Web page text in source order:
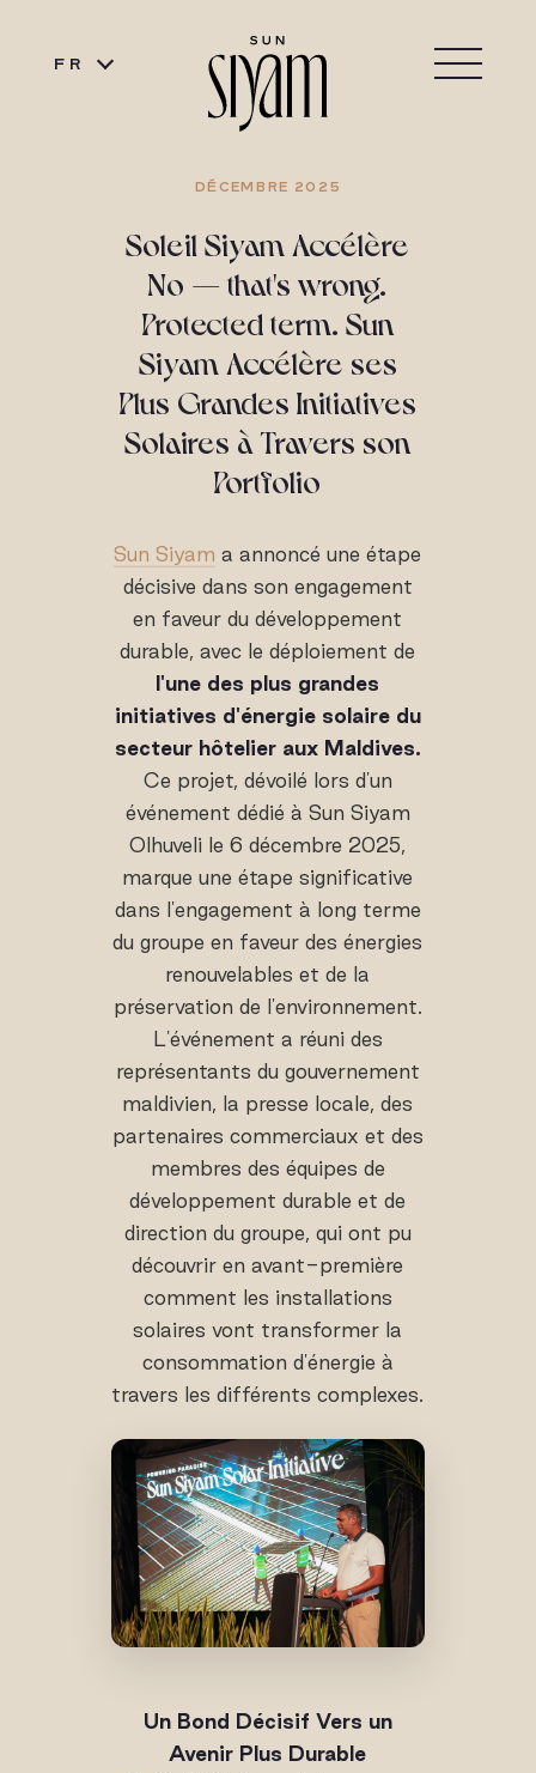
FR
DÉCEMBRE 2025
Soleil Siyam Accélère
No — that's wrong.
Protected term. Sun
Siyam Accélère ses
Plus Grandes Initiatives
Solaires à Travers son
Portfolio
Sun Siyam a annoncé une étape
décisive dans son engagement
en faveur du développement
durable, avec le déploiement de
l'une des plus grandes
initiatives d'énergie solaire du
secteur hôtelier aux Maldives.
Ce projet, dévoilé lors d'un
événement dédié à Sun Siyam
Olhuveli le 6 décembre 2025,
marque une étape significative
dans l'engagement à long terme
du groupe en faveur des énergies
renouvelables et de la
préservation de l'environnement.
L'événement a réuni des
représentants du gouvernement
maldivien, la presse locale, des
partenaires commerciaux et des
membres des équipes de
développement durable et de
direction du groupe, qui ont pu
découvrir en avant-première
comment les installations
solaires vont transformer la
consommation d'énergie à
travers les différents complexes.
Un Bond Décisif Vers un
Avenir Plus Durable